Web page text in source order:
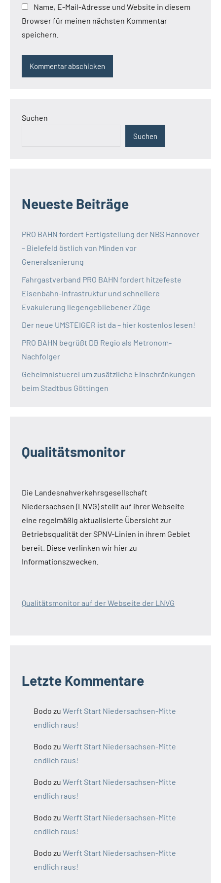
Name, E-Mail-Adresse und Website in diesem
Browser für meinen nächsten Kommentar
speichern.
Suchen
Suchen
Neueste Beiträge
PRO BAHN fordert Fertigstellung der NBS Hannover
– Bielefeld östlich von Minden vor
Generalsanierung
Fahrgastverband PRO BAHN fordert hitzefeste
Eisenbahn-Infrastruktur und schnellere
Evakuierung liegengebliebener Züge
Der neue UMSTEIGER ist da – hier kostenlos lesen!
PRO BAHN begrüßt DB Regio als Metronom-
Nachfolger
Geheimnistuerei um zusätzliche Einschränkungen
beim Stadtbus Göttingen
Qualitätsmonitor
Die Landesnahverkehrsgesellschaft
Niedersachsen (LNVG) stellt auf ihrer Webseite
eine regelmäßig aktualisierte Übersicht zur
Betriebsqualität der SPNV-Linien in ihrem Gebiet
bereit. Diese verlinken wir hier zu
Informationszwecken.
Qualitätsmonitor auf der Webseite der LNVG
Letzte Kommentare
Bodo zu Werft Start Niedersachsen-Mitte
endlich raus!
Bodo zu Werft Start Niedersachsen-Mitte
endlich raus!
Bodo zu Werft Start Niedersachsen-Mitte
endlich raus!
Bodo zu Werft Start Niedersachsen-Mitte
endlich raus!
Bodo zu Werft Start Niedersachsen-Mitte
endlich raus!